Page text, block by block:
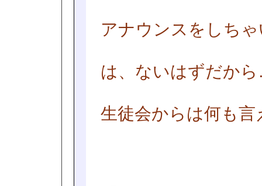
アナウンスをしち
は、ないはずだか
生徒会からは何も